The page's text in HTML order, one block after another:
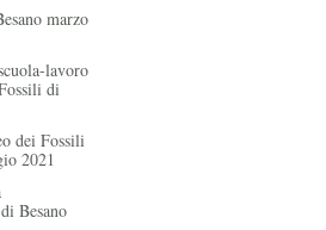
marzo
lavoro
di
dei Fossili
2021
Besano